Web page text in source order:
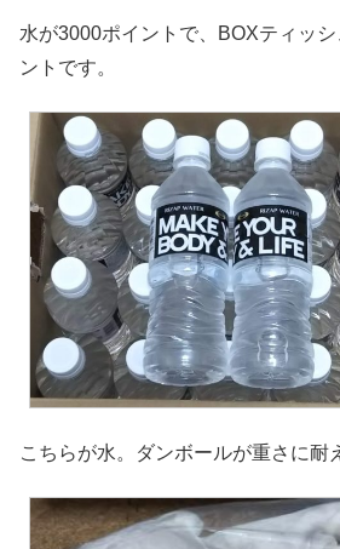
水が3000ポイントで、BOXティッ
ントです。
こちらが水。ダンボールが重さに耐